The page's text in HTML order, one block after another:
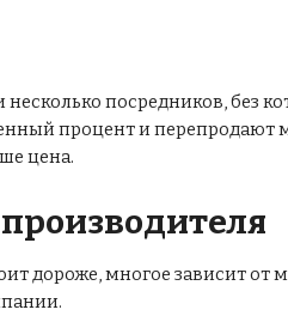
посредников, без
процент и перепродают
цена.
дороже, многое зависит